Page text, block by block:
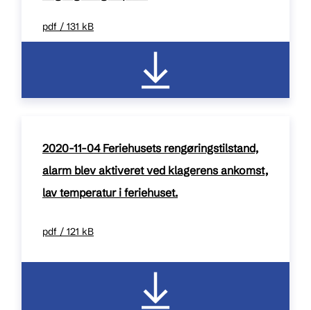
pdf / 131 kB
2020-11-04 Feriehusets rengøringstilstand,
alarm blev aktiveret ved klagerens ankomst,
lav temperatur i feriehuset.
pdf / 121 kB